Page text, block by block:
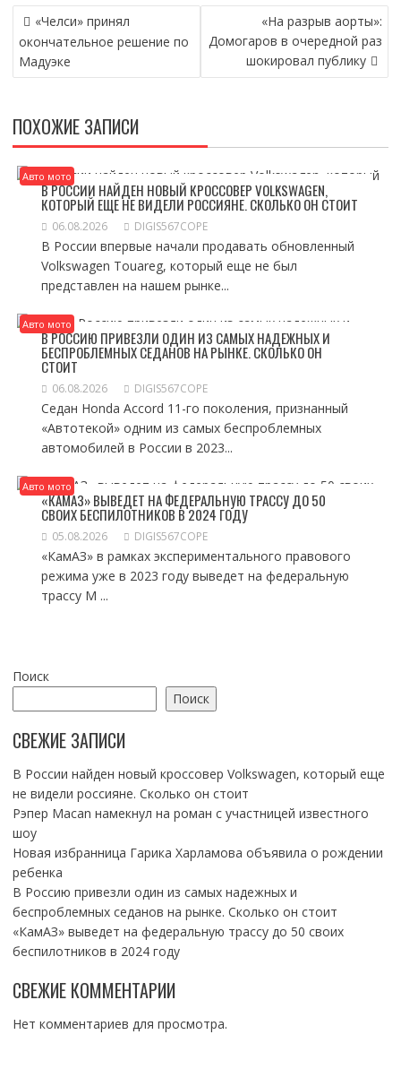
НАВИГАЦИЯ
ПО
ЗАПИСЯМ
«Челси» принял
окончательное решение по
Мадуэке
«На разрыв аорты»:
Домогаров в очередной раз
шокировал публику
ПОХОЖИЕ ЗАПИСИ
Авто мото
В РОССИИ НАЙДЕН НОВЫЙ КРОССОВЕР VOLKSWAGEN,
КОТОРЫЙ ЕЩЕ НЕ ВИДЕЛИ РОССИЯНЕ. СКОЛЬКО ОН СТОИТ
06.08.2026 DIGIS567COPE
В России впервые начали продавать обновленный
Volkswagen Touareg, который еще не был
представлен на нашем рынке...
Авто мото
В РОССИЮ ПРИВЕЗЛИ ОДИН ИЗ САМЫХ НАДЕЖНЫХ И
БЕСПРОБЛЕМНЫХ СЕДАНОВ НА РЫНКЕ. СКОЛЬКО ОН
СТОИТ
06.08.2026 DIGIS567COPE
Седан Honda Accord 11-го поколения, признанный
«Автотекой» одним из самых беспроблемных
автомобилей в России в 2023...
Авто мото
«КАМАЗ» ВЫВЕДЕТ НА ФЕДЕРАЛЬНУЮ ТРАССУ ДО 50
СВОИХ БЕСПИЛОТНИКОВ В 2024 ГОДУ
05.08.2026 DIGIS567COPE
«КамАЗ» в рамках экспериментального правового
режима уже в 2023 году выведет на федеральную
трассу М ...
Поиск
Поиск
СВЕЖИЕ ЗАПИСИ
В России найден новый кроссовер Volkswagen, который еще
не видели россияне. Сколько он стоит
Рэпер Macan намекнул на роман с участницей известного
шоу
Новая избранница Гарика Харламова объявила о рождении
ребенка
В Россию привезли один из самых надежных и
беспроблемных седанов на рынке. Сколько он стоит
«КамАЗ» выведет на федеральную трассу до 50 своих
беспилотников в 2024 году
СВЕЖИЕ КОММЕНТАРИИ
Нет комментариев для просмотра.